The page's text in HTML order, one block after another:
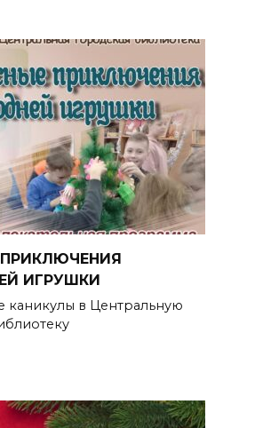
ИГРУШКИ
каникулы в Центральную